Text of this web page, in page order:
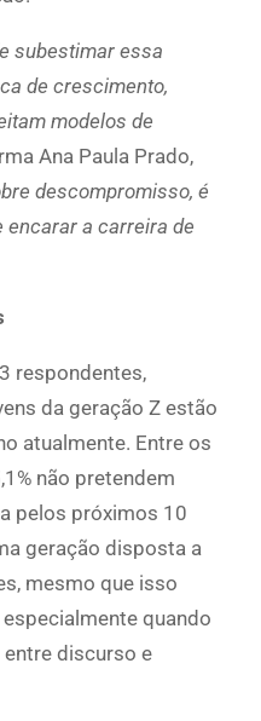
subestimar essa
de crescimento,
modelos de
Ana Paula Prado,
descompromisso, é
a carreira de
respondentes,
da geração Z estão
atualmente. Entre os
não pretendem
pelos próximos 10
geração disposta a
mesmo que isso
quando
discurso e